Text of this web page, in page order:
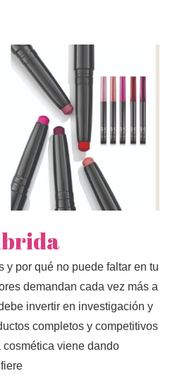
y por qué no puede faltar en tu
demandan cada vez más a
invertir en investigación y
completos y competitivos
viene dando